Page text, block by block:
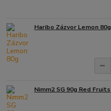
Haribo Zázvor Lemon 80g
Nimm2 SG 90g Red Fruits